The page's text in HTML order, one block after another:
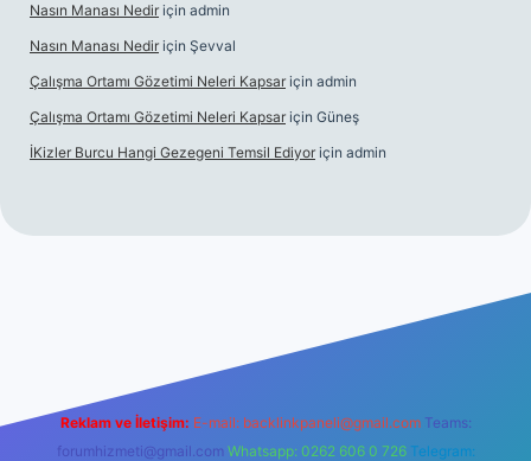
Nasın Manası Nedir için admin
Nasın Manası Nedir için Şevval
Çalışma Ortamı Gözetimi Neleri Kapsar için admin
Çalışma Ortamı Gözetimi Neleri Kapsar için Güneş
İKizler Burcu Hangi Gezegeni Temsil Ediyor için admin
Reklam ve İletişim: E-mail: backlinkpaneli@gmail.com Teams:
forumhizmeti@gmail.com Whatsapp: 0262 606 0 726 Telegram: